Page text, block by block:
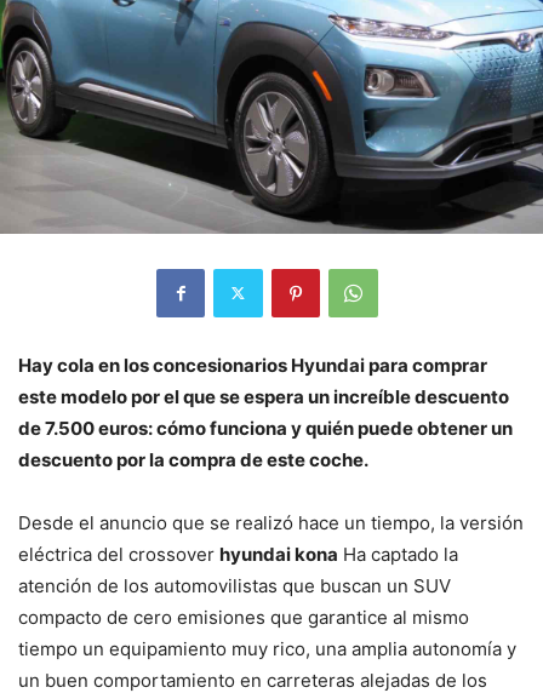
Hay cola en los concesionarios Hyundai para comprar
este modelo por el que se espera un increíble descuento
de 7.500 euros: cómo funciona y quién puede obtener un
descuento por la compra de este coche.
Desde el anuncio que se realizó hace un tiempo, la versión
eléctrica del crossover hyundai kona Ha captado la
atención de los automovilistas que buscan un SUV
compacto de cero emisiones que garantice al mismo
tiempo un equipamiento muy rico, una amplia autonomía y
un buen comportamiento en carreteras alejadas de los